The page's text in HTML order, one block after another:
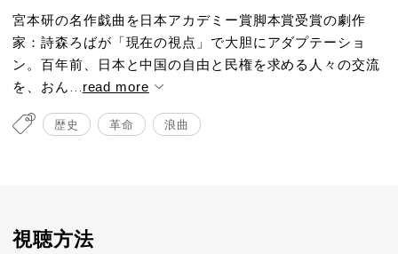
宮本研の名作戯曲を日本アカデミー賞脚本賞受賞の劇作
家：詩森ろばが「現在の視点」で大胆にアダプテーショ
ン。百年前、日本と中国の自由と民権を求める人々の交流
を、おん...read more
歴史 革命 浪曲
視聴方法